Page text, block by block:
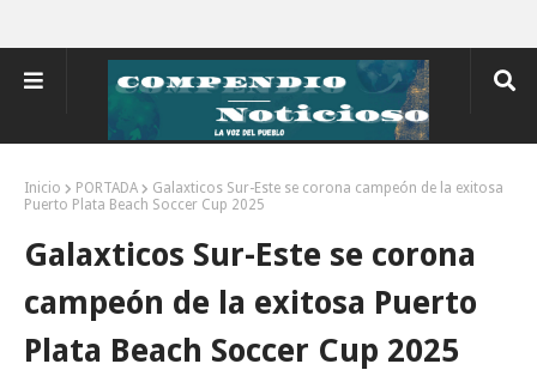
Inicio PORTADA
Galaxticos Sur-Este se corona campeón de la exitosa
Puerto Plata Beach Soccer Cup 2025
Galaxticos Sur-Este se corona
campeón de la exitosa Puerto
Plata Beach Soccer Cup 2025